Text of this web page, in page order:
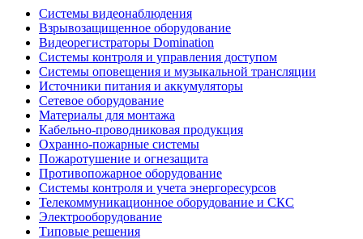
Системы видеонаблюдения
Взрывозащищенное оборудование
Видеорегистраторы Domination
Системы контроля и управления доступом
Системы оповещения и музыкальной трансляции
Источники питания и аккумуляторы
Сетевое оборудование
Материалы для монтажа
Кабельно-проводниковая продукция
Охранно-пожарные системы
Пожаротушение и огнезащита
Противопожарное оборудование
Системы контроля и учета энергоресурсов
Телекоммуникационное оборудование и СКС
Электрооборудование
Типовые решения